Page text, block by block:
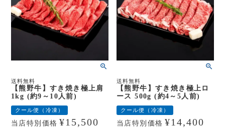
送料無料
【熊野牛】すき焼き極上肩
1kg (約9～10人前)
クール便（冷凍）
当店特別価格 ¥15,500
送料無料
【熊野牛】すき焼き極上ロ
ース 500g (約4～5人前)
クール便（冷凍）
当店特別価格 ¥14,400